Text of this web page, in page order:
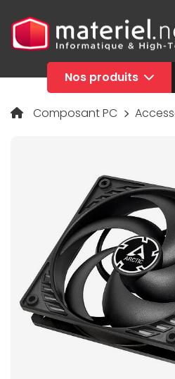
Nos produits
Composant PC